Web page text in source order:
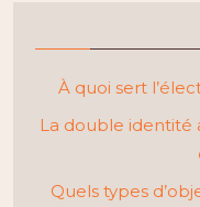
À quoi sert
La double identité
Quels types